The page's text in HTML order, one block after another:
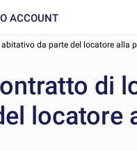
ACCOUNT
da parte del locatore alla
di
locatore